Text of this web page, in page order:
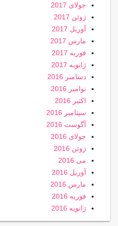
جولای 2017
ژوئن 2017
آوریل 2017
مارس 2017
فوریه 2017
ژانویه 2017
دسامبر 2016
نوامبر 2016
اکتبر 2016
سپتامبر 2016
آگوست 2016
جولای 2016
ژوئن 2016
می 2016
آوریل 2016
مارس 2016
فوریه 2016
ژانویه 2016